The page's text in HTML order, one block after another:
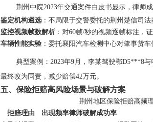
荆州中院2023年交通案件白皮书显示，律师
鉴定机构遴选：不局限于交警委托的荆州楚信司
监控视频帧数解析 ：对60帧/秒的视频逐帧标注，
车辆性能实验 ：委托襄阳汽车检测中心对肇事货
典型案例：2023年9月，李某驾驶鄂D5***8
最终改为同责，减少赔偿42万元。
五、保险拒赔高风险场景与破解方案
荆州地区保险拒赔高频
拒赔理由
出现频率律师破解成功率